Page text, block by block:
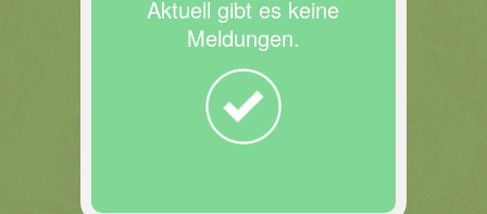
Aktuell gibt es keine
Meldungen.